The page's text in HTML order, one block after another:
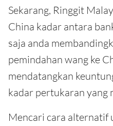
Sekarang, Ringgit
China kadar antara
saja anda
pemindahan wang ke
mendatangkan
kadar pertukaran yang
Mencari cara alternatif